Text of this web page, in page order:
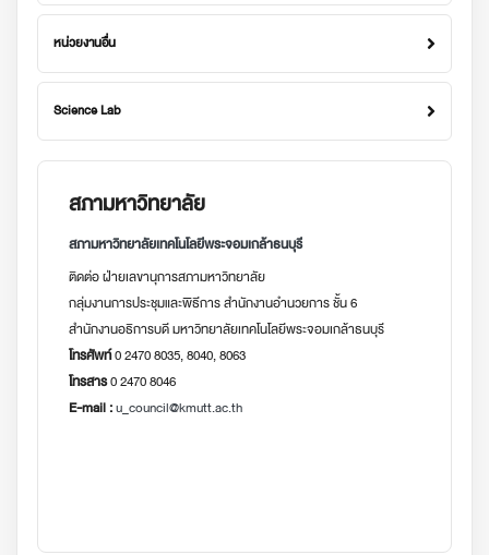
หน่วยงานอื่น
Science Lab
สภามหาวิทยาลัย
สภามหาวิทยาลัยเทคโนโลยีพระจอมเกล้าธนบุรี
ติดต่อ ฝ่ายเลขานุการสภามหาวิทยาลัย
กลุ่มงานการประชุมและพิธีการ สำนักงานอำนวยการ ชั้น 6
สำนักงานอธิการบดี มหาวิทยาลัยเทคโนโลยีพระจอมเกล้าธนบุรี
โทรศัพท์0 2470 8035, 8040, 8063
โทรสาร0 2470 8046
E-mail :u_council@kmutt.ac.th